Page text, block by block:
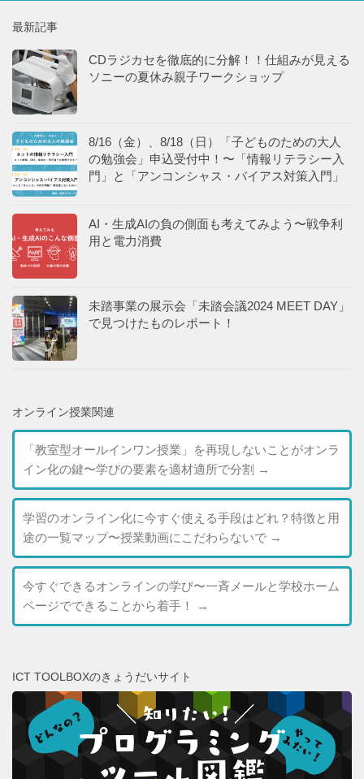
最新記事
CDラジカセを徹底的に分解！！仕組みが見える
ソニーの夏休み親子ワークショップ
8/16（金）、8/18（日）「子どものための大人
の勉強会」申込受付中！〜「情報リテラシー入
門」と「アンコンシャス・バイアス対策入門」
AI・生成AIの負の側面も考えてみよう〜戦争利
用と電力消費
未踏事業の展示会「未踏会議2024 MEET DAY」
で見つけたものレポート！
オンライン授業関連
「教室型オールインワン授業」を再現しないことがオンラ
イン化の鍵〜学びの要素を適材適所で分割 →
学習のオンライン化に今すぐ使える手段はどれ？特徴と用
途の一覧マップ〜授業動画にこだわらないで →
今すぐできるオンラインの学び〜一斉メールと学校ホーム
ページでできることから着手！
→
ICT TOOLBOXのきょうだいサイト